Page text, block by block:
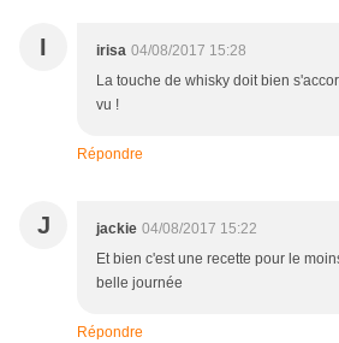
I irisa 04/08/2017 15:28
La touche de whisky doit bien
vu !
Répondre
J jackie 04/08/2017 15:22
Et bien c'est une recette pour le
belle journée
Répondre